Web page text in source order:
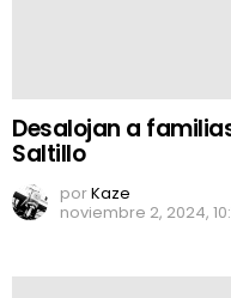
Desalojan a
Saltillo
porKaze
noviembre 2, 2024,